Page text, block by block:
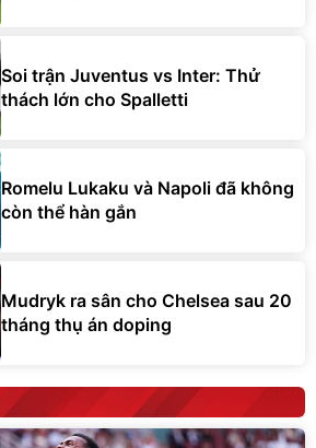
Soi trận Juventus vs Inter: Thử
thách lớn cho Spalletti
Romelu Lukaku và Napoli đã không
còn thể hàn gắn
Mudryk ra sân cho Chelsea sau 20
tháng thụ án doping